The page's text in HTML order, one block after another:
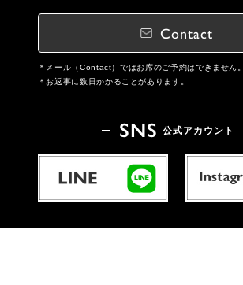
Contact
メール（Contact）ではお席のご予約はできません。
お返事に数日かかることがあります。
SNS 公式アカウント